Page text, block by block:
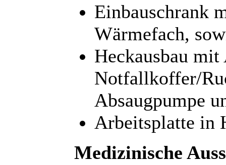
Einbauschrank
Wärmefach,
Heckausbau
Notfallkoffer/
Absaugpumpe
Arbeitsplatte in
Medizinische